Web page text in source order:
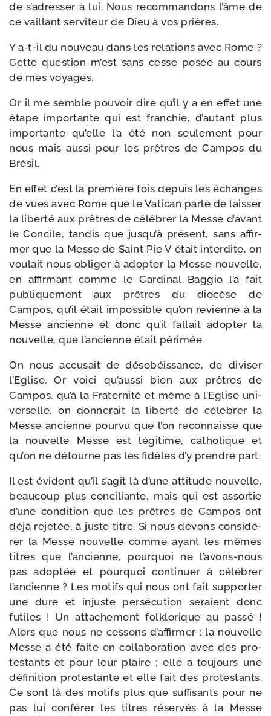
de s’adresser à lui. Nous recom­man­dons l’âme de
ce vaillant ser­vi­teur de Dieu à vos prières.
Y a‑t-​il du nou­veau dans les rela­tions avec Rome ?
Cette ques­tion m’est sans cesse posée au cours
de mes voyages.
Or il me semble pou­voir dire qu’il y a en effet une
étape impor­tante qui est fran­chie, d’autant plus
impor­tante qu’elle l’a été non seule­ment pour
nous mais aus­si pour les prêtres de Campos du
Brésil.
En effet c’est la pre­mière fois depuis les échanges
de vues avec Rome que le Vatican parle de lais­ser
la liber­té aux prêtres de célé­brer la Messe d’avant
le Concile, tan­dis que jusqu’à pré­sent, sans affir­
mer que la Messe de Saint Pie V était inter­dite, on
vou­lait nous obli­ger à adop­ter la Messe nou­velle,
en affir­mant comme le Cardinal Baggio l’a fait
publi­que­ment aux prêtres du dio­cèse de
Campos, qu’il était impos­sible qu’on revienne à la
Messe ancienne et donc qu’il fal­lait adop­ter la
nou­velle, que l’ancienne était périmée.
On nous accu­sait de déso­béis­sance, de divi­ser
l’Eglise. Or voi­ci qu’aussi bien aux prêtres de
Campos, qu’à la Fraternité et même à l’Eglise uni­
ver­selle, on don­ne­rait la liber­té de célé­brer la
Messe ancienne pour­vu que l’on recon­naisse que
la nou­velle Messe est légi­time, catho­lique et
qu’on ne détourne pas les fidèles d’y prendre part.
Il est évident qu’il s’agit là d’une atti­tude nou­velle,
beau­coup plus conci­liante, mais qui est assor­tie
d’une condi­tion que les prêtres de Campos ont
déjà reje­tée, à juste titre. Si nous devons consi­dé­
rer la Messe nou­velle comme ayant les mêmes
titres que l’ancienne, pour­quoi ne l’avons-nous
pas adop­tée et pour­quoi conti­nuer à célé­brer
l’ancienne ? Les motifs qui nous ont fait sup­por­ter
une dure et injuste per­sé­cu­tion seraient donc
futiles ! Un atta­che­ment folk­lo­rique au pas­sé !
Alors que nous ne ces­sons d’affirmer : la nou­velle
Messe a été faite en col­la­bo­ra­tion avec des pro­
tes­tants et pour leur plaire ; elle a tou­jours une
défi­ni­tion pro­tes­tante et elle fait des pro­tes­tants.
Ce sont là des motifs plus que suf­fi­sants pour ne
pas lui confé­rer les titres réser­vés à la Messe